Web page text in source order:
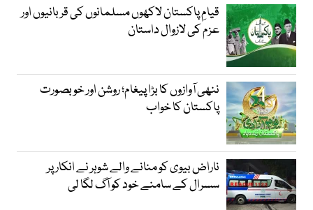
قیامِ پاکستان لاکھوں مسلمانوں کی قربانیوں اور
عزم کی لازوال داستان
ننھی آوازوں کا بڑا پیغام؛ روشن اور خوبصورت
پاکستان کا خواب
ناراض بیوی کو منانے والے شوہر نے انکار پر
سسرال کے سامنے خود کو آگ لگا لی